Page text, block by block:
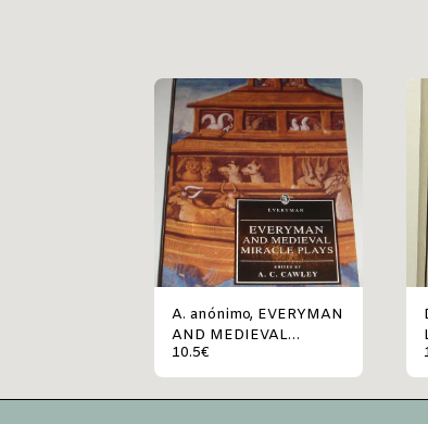
A. anónimo, EVERYMAN
AND MEDIEVAL
MIRACLE PLAYS
10.5€